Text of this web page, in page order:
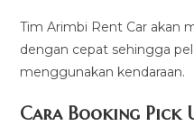
Tim Arimbi Rent Car akan
dengan cepat sehingga
menggunakan kendaraan.
Cara Booking Pick